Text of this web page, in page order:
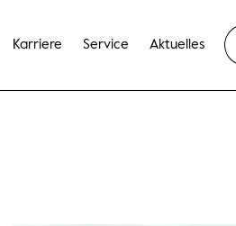
Karriere Service Aktuelles